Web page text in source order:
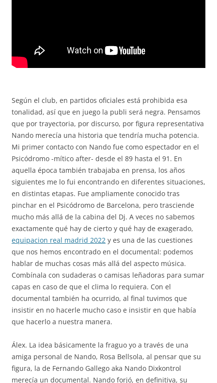
Según el club, en partidos oficiales está prohibida esa
tonalidad, así que en juego la publi será negra. Pensamos
que por trayectoria, por discurso, por figura representativa
Nando merecía una historia que tendría mucha potencia.
Mi primer contacto con Nando fue como espectador en el
Psicódromo -mítico after- desde el 89 hasta el 91. En
aquella época también trabajaba en prensa, los años
siguientes me lo fui encontrando en diferentes situaciones,
en distintas etapas. Fue ampliamente conocido tras
pinchar en el Psicódromo de Barcelona, pero trasciende
mucho más allá de la cabina del Dj. A veces no sabemos
exactamente qué hay de cierto y qué hay de exagerado,
equipacion real madrid 2022 y es una de las cuestiones
que nos hemos encontrado en el documental: podemos
hablar de muchas cosas más allá del aspecto música.
Combínala con sudaderas o camisas leñadoras para sumar
capas en caso de que el clima lo requiera. Con el
documental también ha ocurrido, al final tuvimos que
insistir en no hacerle mucho caso e insistir en que había
que hacerlo a nuestra manera.
Álex. La idea básicamente la fraguo yo a través de una
amiga personal de Nando, Rosa Bellsola, al pensar que su
figura, la de Fernando Gallego aka Nando Dixkontrol
merecía un documental. Nando forjó, en definitiva, su